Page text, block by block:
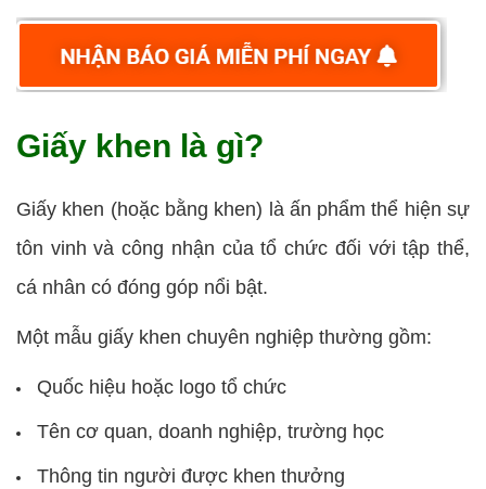
Giấy khen là gì?
Giấy khen (hoặc bằng khen) là ấn phẩm thể hiện sự
tôn vinh và công nhận của tổ chức đối với tập thể,
cá nhân có đóng góp nổi bật.
Một mẫu giấy khen chuyên nghiệp thường gồm:
Quốc hiệu hoặc logo tổ chức
Tên cơ quan, doanh nghiệp, trường học
Thông tin người được khen thưởng